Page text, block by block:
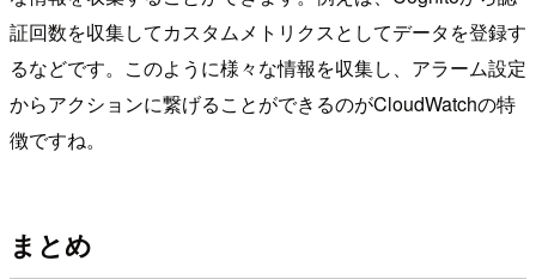
証回数を収集してカスタムメトリクスとしてデータを登録す
るなどです。このように様々な情報を収集し、アラーム設定
からアクションに繋げることができるのがCloudWatchの特
徴ですね。
まとめ